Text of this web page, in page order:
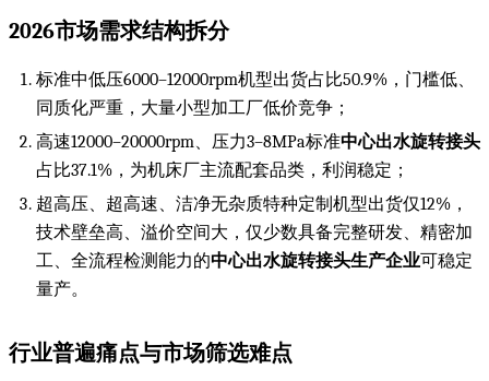
2026市场需求结构拆分
标准中低压6000–12000rpm机型出货占比50.9%，门槛低、
同质化严重，大量小型加工厂低价竞争；
高速12000–20000rpm、压力3–8MPa标准中心出水旋转接头
占比37.1%，为机床厂主流配套品类，利润稳定；
超高压、超高速、洁净无杂质特种定制机型出货仅12%，
技术壁垒高、溢价空间大，仅少数具备完整研发、精密加
工、全流程检测能力的中心出水旋转接头生产企业可稳定
量产。
行业普遍痛点与市场筛选难点